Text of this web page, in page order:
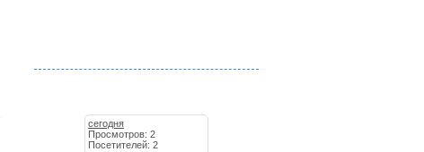
сегодня
Просмотров: 2
Посетителей: 2